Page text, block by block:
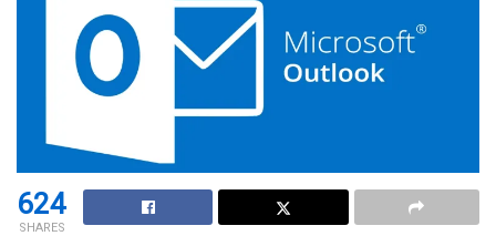
624
SHARES